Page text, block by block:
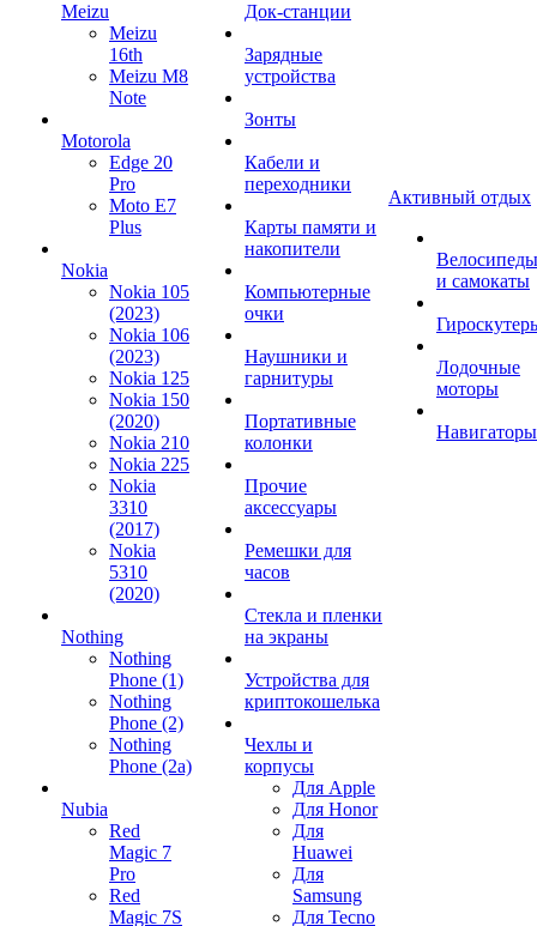
Meizu
Meizu
16th
Meizu M8
Note
Motorola
Edge 20
Pro
Moto E7
Plus
Nokia
Nokia 105
(2023)
Nokia 106
(2023)
Nokia 125
Nokia 150
(2020)
Nokia 210
Nokia 225
Nokia
3310
(2017)
Nokia
5310
(2020)
Nothing
Nothing
Phone (1)
Nothing
Phone (2)
Nothing
Phone (2a)
Nubia
Red
Magic 7
Pro
Red
Magic 7S
Док-станции
Зарядные
устройства
Зонты
Кабели и
переходники
Карты памяти и
накопители
Компьютерные
очки
Наушники и
гарнитуры
Портативные
колонки
Прочие
аксессуары
Ремешки для
часов
Стекла и пленки
на экраны
Устройства для
криптокошелька
Чехлы и
корпусы
Для Apple
Для Honor
Для
Huawei
Для
Samsung
Для Tecno
Активный отдых
Велосипеды
и самокаты
Лодочные
моторы
Навигаторы